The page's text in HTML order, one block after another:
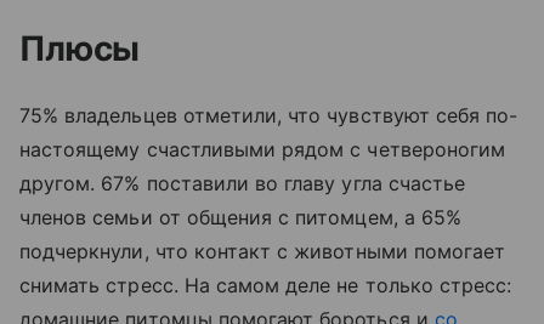
Плюсы
75% владельцев отметили, что чувствуют себя по-
настоящему счастливыми рядом с четвероногим
другом. 67% поставили во главу угла счастье
членов семьи от общения с питомцем, а 65%
подчеркнули, что контакт с животными помогает
снимать стресс. На самом деле не только стресс:
домашние питомцы помогают бороться и со